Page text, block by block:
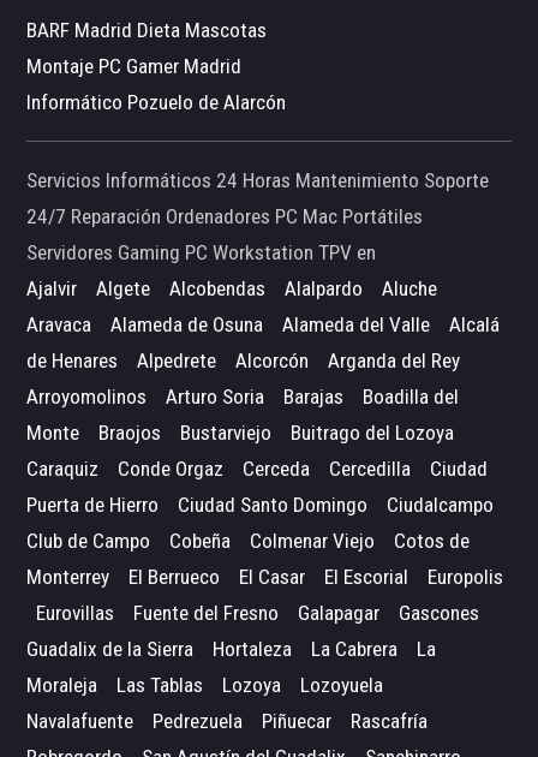
BARF Madrid Dieta Mascotas
Montaje PC Gamer Madrid
Informático Pozuelo de Alarcón
Servicios Informáticos 24 Horas Mantenimiento Soporte
24/7 Reparación Ordenadores PC Mac Portátiles
Servidores Gaming PC Workstation TPV en
Ajalvir
Algete Alcobendas Alalpardo
Aluche
Aravaca
Alameda de Osuna Alameda del Valle
Alcalá
de Henares
Alpedrete Alcorcón
Arganda del Rey
Arroyomolinos
Arturo Soria Barajas
Boadilla del
Monte
Braojos Bustarviejo
Buitrago del Lozoya
Caraquiz
Conde Orgaz Cerceda Cercedilla
Ciudad
Puerta de Hierro
Ciudad Santo Domingo
Ciudalcampo
Club de Campo
Cobeña Colmenar Viejo
Cotos de
Monterrey
El Berrueco El Casar El Escorial
Europolis
Eurovillas
Fuente del Fresno Galapagar
Gascones
Guadalix de la Sierra
Hortaleza La Cabrera
La
Moraleja
Las Tablas Lozoya
Lozoyuela
Navalafuente
Pedrezuela Piñuecar
Rascafría